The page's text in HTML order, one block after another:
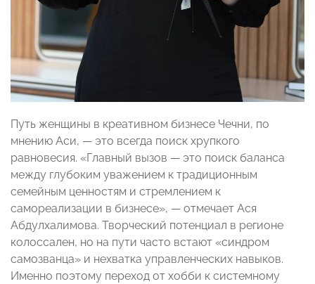
Путь женщины в креативном бизнесе Чечни, по
мнению Аси, — это всегда поиск хрупкого
равновесия. «Главный вызов — это поиск баланса
между глубоким уважением к традиционным
семейным ценностям и стремлением к
самореализации в бизнесе», — отмечает Ася
Абдулхалимова. Творческий потенциал в регионе
колоссален, но на пути часто встают «синдром
самозванца» и нехватка управленческих навыков.
Именно поэтому переход от хобби к системному